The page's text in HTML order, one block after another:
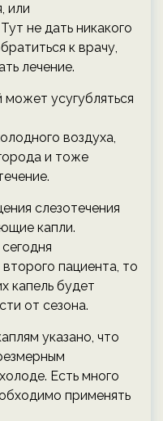
или
не дать никакого
к врачу,
лечение.
может усугубляться
воздуха,
и тоже
слезотечения
капли.
пациента, то
капель будет
от сезона.
указано, что
Есть много
применять